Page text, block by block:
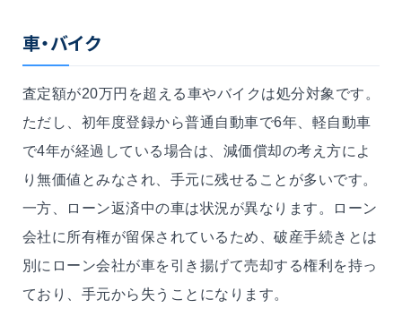
車・バイク
査定額が20万円を超える車やバイクは処分対象です。
ただし、初年度登録から普通自動車で6年、軽自動車
で4年が経過している場合は、減価償却の考え方によ
り無価値とみなされ、手元に残せることが多いです。
一方、ローン返済中の車は状況が異なります。ローン
会社に所有権が留保されているため、破産手続きとは
別にローン会社が車を引き揚げて売却する権利を持っ
ており、手元から失うことになります。